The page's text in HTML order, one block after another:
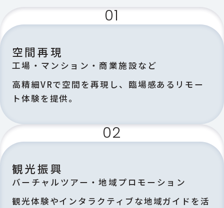
01
空間再現
工場・マンション・商業施設など
高精細VRで空間を再現し、臨場感あるリモー
ト体験を提供。
02
観光振興
バーチャルツアー・地域プロモーション
観光体験やインタラクティブな地域ガイドを活